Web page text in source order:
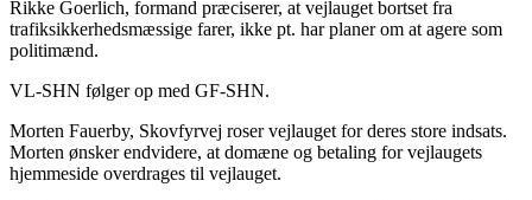
Rikke Goerlich, formand præciserer, at vejlauget bortset fra
trafiksikkerhedsmæssige farer, ikke pt. har planer om at agere som
politimænd.
VL-SHN følger op med GF-SHN.
Morten Fauerby, Skovfyrvej roser vejlauget for deres store indsats.
Morten ønsker endvidere, at domæne og betaling for vejlaugets
hjemmeside overdrages til vejlauget.